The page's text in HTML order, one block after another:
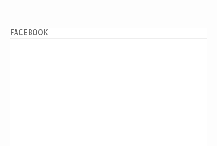
FACEBOOK